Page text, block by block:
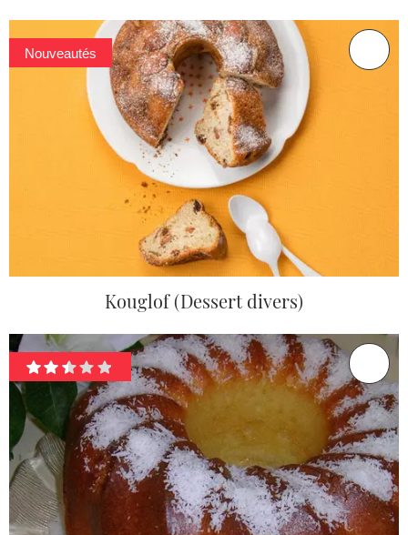
Nouveautés
Kouglof (Dessert divers)